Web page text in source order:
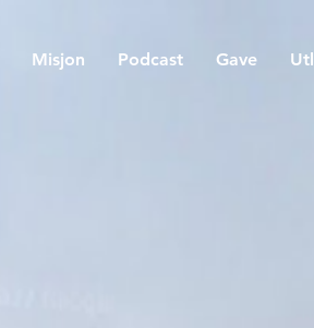
Misjon Podcast Gave